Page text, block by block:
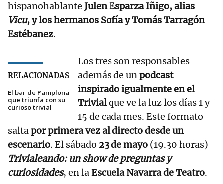
hispanohablante Julen Esparza Iñigo, alias
Vicu, y los hermanos Sofía y Tomás Tarragón
Estébanez.
RELACIONADAS
El bar de Pamplona
que triunfa con su
curioso trivial
Los tres son responsables
además de unpodcast
inspirado igualmente en el
Trivialque ve la luz los días 1 y
15 de cada mes. Este formato
saltapor primera vez al directo desde un
escenario. El sábado 23 de mayo (19.30 horas)
Trivialeando: un show de preguntas y
curiosidades, en laEscuela Navarra de Teatro.